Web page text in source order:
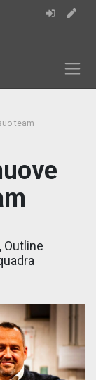
team
Outline